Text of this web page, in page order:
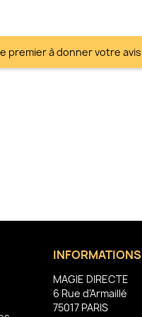
premier à donner votre avis
INFORMATIONS
MAGIE DIRECTE
6 Rue d'Armaillé
75017 PARIS